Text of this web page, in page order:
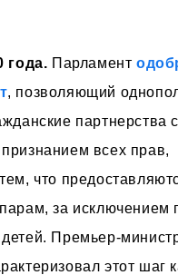
года. Парламент
, позволяющий
партнерства
всех прав,
что
за исключением
Премьер-
этот шаг